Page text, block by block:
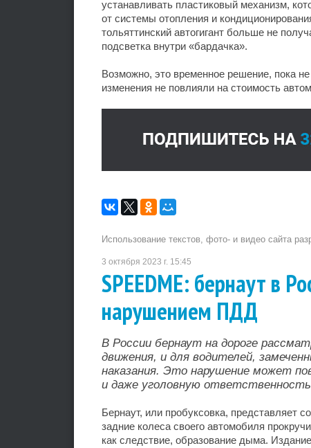
устанавливать пластиковый механизм,
от системы отопления и
тольяттинский автогигант больше не
подсветка внутри «бардачка».
Возможно, это временное решение, пока
изменения не повлияли на стоимость
Использование текстов, фото- и видео сайта
3 октября 2023 г. 15:45
SPEEDME: бернаут в
нарушением ПДД
В России бернаут на дороге
движения, и для водителей,
наказания. Это нарушение может
и даже уголовную
Бернаут, или пробуксовка, представляет
задние колеса своего автомобиля
как следствие, образование дыма. Издание